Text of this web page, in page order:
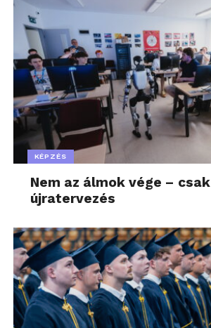
KÉPZÉS
Nem az álmok vége – csak
újratervezés